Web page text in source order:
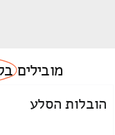
מובילים
הובלות הסלע